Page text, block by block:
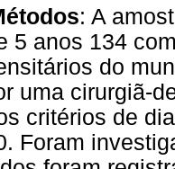
: A
5 anos 134
do
uma cirurgiã-
critérios de
Foram